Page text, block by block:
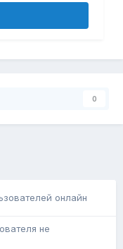
0
онлайн
не